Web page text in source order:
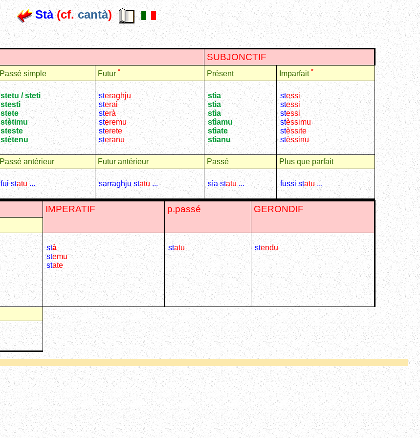
Stà(cf.cantà)
SUBJONCTIF
Passé simple Futur * Présent Imparfait *
stetu / steti
stesti
stete
stètimu
steste
stètenu
steraghju
sterai
sterà
steremu
sterete
steranu
stìa
stìa
stìa
stìamu
stìate
stìanu
stessi
stessi
stessi
stèssimu
stèssite
stèssinu
Passé antérieur Futur antérieur Passé Plus que parfait
fui statu ... sarraghju statu... sìa statu ... fussi statu ...
IMPERATIF p.passé GERONDIF
stà
stemu
state
statu stendu